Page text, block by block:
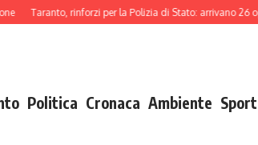
Taranto, rinforzi per la Polizia di Stato: arrivano 26
Politica Cronaca Ambiente Sport